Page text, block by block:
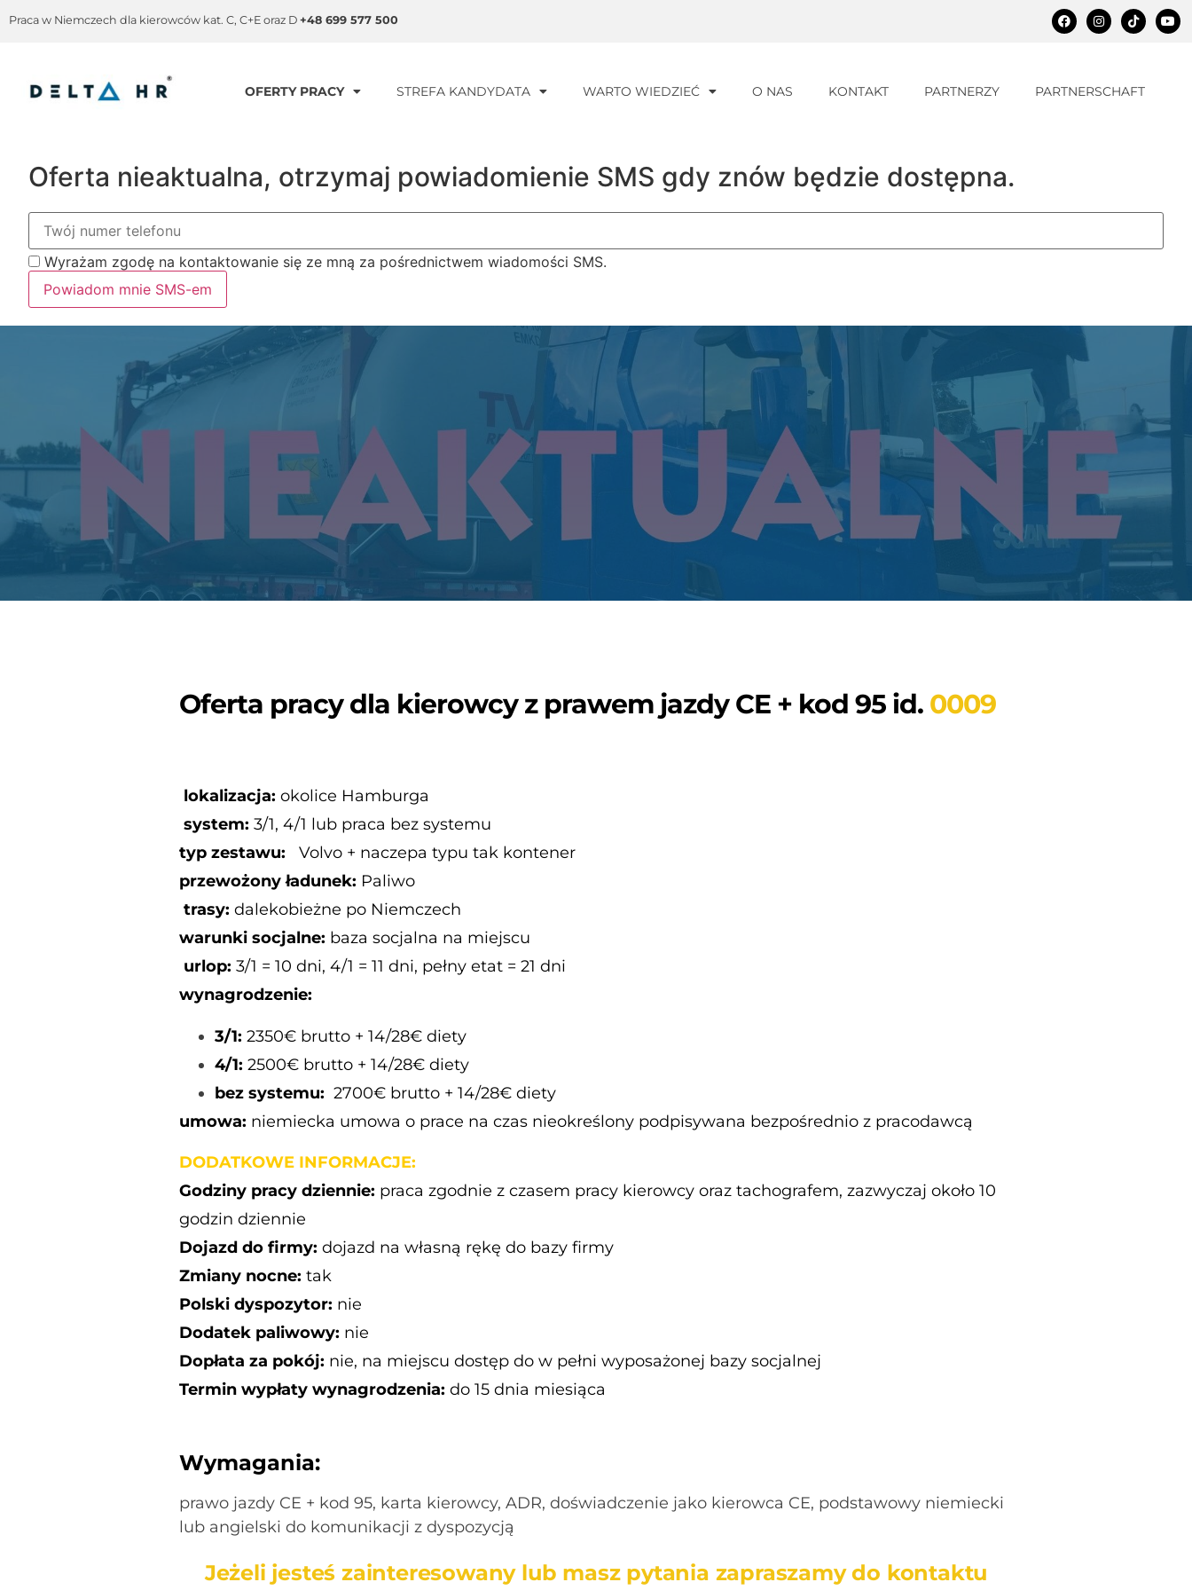
Praca w Niemczech dla kierowców kat. C, C+E oraz D +48 699 577 500
OFERTY PRACY STREFA KANDYDATA WARTO WIEDZIEĆ O NAS KONTAKT PARTNERZY PARTNERSCHAFT
Oferta nieaktualna, otrzymaj powiadomienie SMS gdy znów będzie dostępna.
Wyrażam zgodę na kontaktowanie się ze mną za pośrednictwem wiadomości SMS.
Powiadom mnie SMS-em
Oferta pracy dla kierowcy z prawem jazdy CE + kod 95 id. 0009
lokalizacja: okolice Hamburga
system: 3/1, 4/1 lub praca bez systemu
typ zestawu:
Volvo + naczepa typu tak kontener
przewożony ładunek: Paliwo
trasy: dalekobieżne po Niemczech
warunki socjalne: baza socjalna na miejscu
urlop: 3/1 = 10 dni, 4/1 = 11 dni, pełny etat = 21 dni
wynagrodzenie:
3/1: 2350€ brutto + 14/28€ diety
4/1: 2500€ brutto + 14/28€ diety
bez systemu: 2700€ brutto + 14/28€ diety
umowa: niemiecka umowa o prace na czas nieokreślony podpisywana bezpośrednio z pracodawcą
DODATKOWE INFORMACJE:
Godziny pracy dziennie: praca zgodnie z czasem pracy kierowcy oraz tachografem, zazwyczaj około 10
godzin dziennie
Dojazd do firmy: dojazd na własną rękę do bazy firmy
Zmiany nocne: tak
Polski dyspozytor: nie
Dodatek paliwowy: nie
Dopłata za pokój: nie, na miejscu dostęp do w pełni wyposażonej bazy socjalnej
Termin wypłaty wynagrodzenia: do 15 dnia miesiąca
Wymagania:
prawo jazdy CE + kod 95, karta kierowcy, ADR, doświadczenie jako kierowca CE, podstawowy niemiecki
lub angielski do komunikacji z dyspozycją
Jeżeli jesteś zainteresowany lub masz pytania zapraszamy do kontaktu